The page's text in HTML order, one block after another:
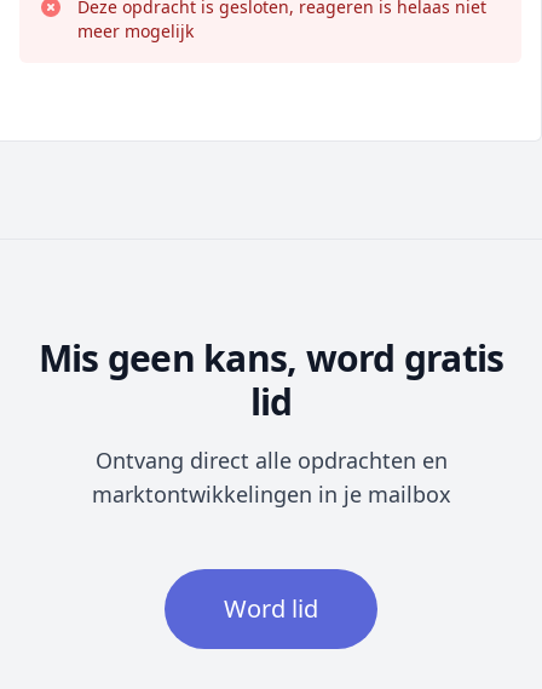
Deze opdracht is gesloten, reageren is helaas niet
meer mogelijk
Mis geen kans, word gratis
lid
Ontvang direct alle opdrachten en
marktontwikkelingen in je mailbox
Word lid